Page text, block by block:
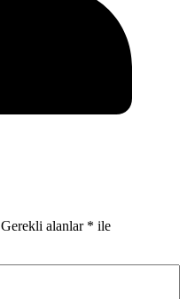
Gerekli alanlar * ile